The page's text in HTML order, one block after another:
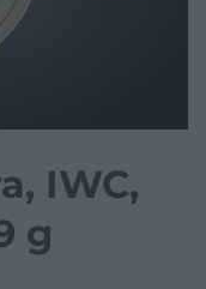
IWC,
g